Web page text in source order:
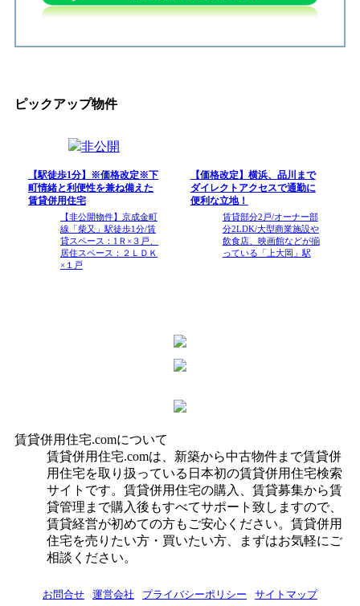
ピックアップ物件
【駅徒歩1分】※価格改定※下
町情緒と利便性を兼ね備えた
賃貸併用住宅
【非公開物件】京成金町
線「柴又」駅徒歩1分/賃
貸スペース：1Ｒ×３戸、
居住スペース：２ＬＤＫ
×１戸
【価格改定】横浜、品川まで
ダイレクトアクセスで通勤に
便利な立地！
賃貸部分2戸/オーナー部
分2LDK/大型商業施設や
飲食店、映画館などが揃
っている「上大岡」駅
賃貸併用住宅.comについて
賃貸併用住宅.comは、新築から中古物件まで賃貸併
用住宅を取り扱っている日本初の賃貸併用住宅検索
サイトです。賃貸併用住宅の購入、賃貸募集から賃
貸管理まで購入後もすべてサポート致しますので、
賃貸経営が初めての方もご安心ください。賃貸併用
住宅を売りたい方・買いたい方、まずはお気軽にご
相談ください。
お問合せ 運営会社 プライバシーポリシー サイトマップ